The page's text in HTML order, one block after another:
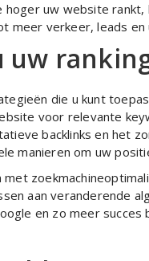
hoger uw website
meer verkeer, leads
uw
die u kunt
voor relevante
backlinks en het
manieren om uw
aan veranderende
en zo meer succes